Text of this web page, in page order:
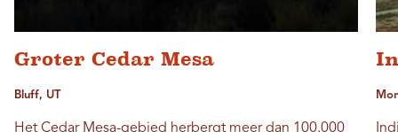
Groter Cedar Mesa
Bluff, UT
Het Cedar Mesa-gebied herbergt meer dan 100.000